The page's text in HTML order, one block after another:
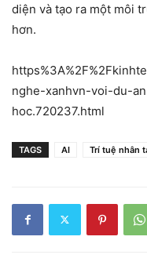
diện và tạo ra một môi
hơn.
nghe-xanhvn-voi-du-
hoc.720237.html
TAGS AI Trí tuệ nhân